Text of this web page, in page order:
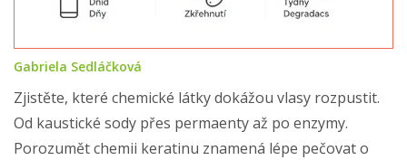
Gabriela Sedláčková
Zjistěte, které chemické látky dokážou vlasy rozpustit.
Od kaustické sody přes permaenty až po enzymy.
Porozumět chemii keratinu znamená lépe pečovat o